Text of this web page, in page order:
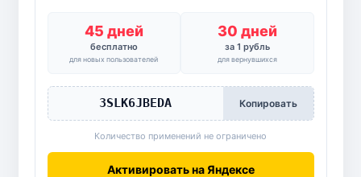
45 дней
бесплатно
для новых пользователей
30 дней
за 1 рубль
для вернувшихся
3SLK6JBEDA Копировать
Количество применений не ограничено
Активировать на Яндексе